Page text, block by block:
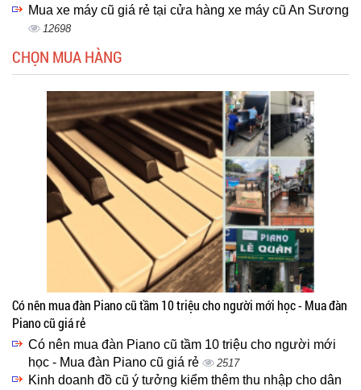
Mua xe máy cũ giá rẻ tại cửa hàng xe máy cũ An Sương
12698
CHỌN MUA HÀNG
Có nên mua đàn Piano cũ tầm 10 triệu cho người mới học - Mua đàn
Piano cũ giá rẻ
Có nên mua đàn Piano cũ tầm 10 triệu cho người mới
học - Mua đàn Piano cũ giá rẻ
2517
Kinh doanh đồ cũ ý tưởng kiểm thêm thu nhập cho dân